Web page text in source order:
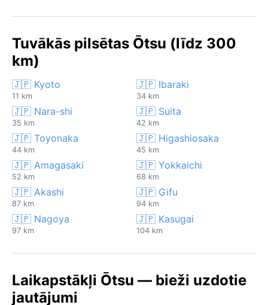
Tuvākās pilsētas Ōtsu (līdz 300
km)
🇯🇵 Kyoto
11 km
🇯🇵 Ibaraki
34 km
🇯🇵 Nara-shi
35 km
🇯🇵 Suita
42 km
🇯🇵 Toyonaka
44 km
🇯🇵 Higashiosaka
45 km
🇯🇵 Amagasaki
52 km
🇯🇵 Yokkaichi
68 km
🇯🇵 Akashi
87 km
🇯🇵 Gifu
94 km
🇯🇵 Nagoya
97 km
🇯🇵 Kasugai
104 km
Laikapstākļi Ōtsu — bieži uzdotie
jautājumi